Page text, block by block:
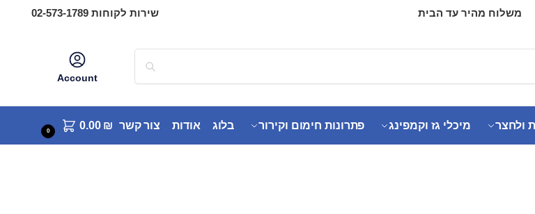
משלוח מהיר עד הבית שירות לקוחות 02-573-1789
Account
ולחצר מיכלי גז וקמפינג פתרונות חימום וקירור בלוג אודות צור קשר ₪
0.00
0